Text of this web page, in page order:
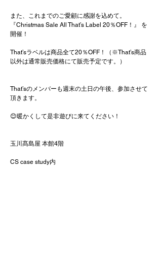
また、これまでのご愛顧に感謝を込めて。
『Christmas Sale All That’s Label 20％OFF！』 を
開催！
That’sラベルは商品全て20％OFF！（※That’s商品
以外は通常販売価格にて販売予定です。）
That’sのメンバーも週末の土日の午後、参加させて
頂きます。
😊暖かくして是非遊びに来てください！
玉川髙島屋 本館4階
CS case study内